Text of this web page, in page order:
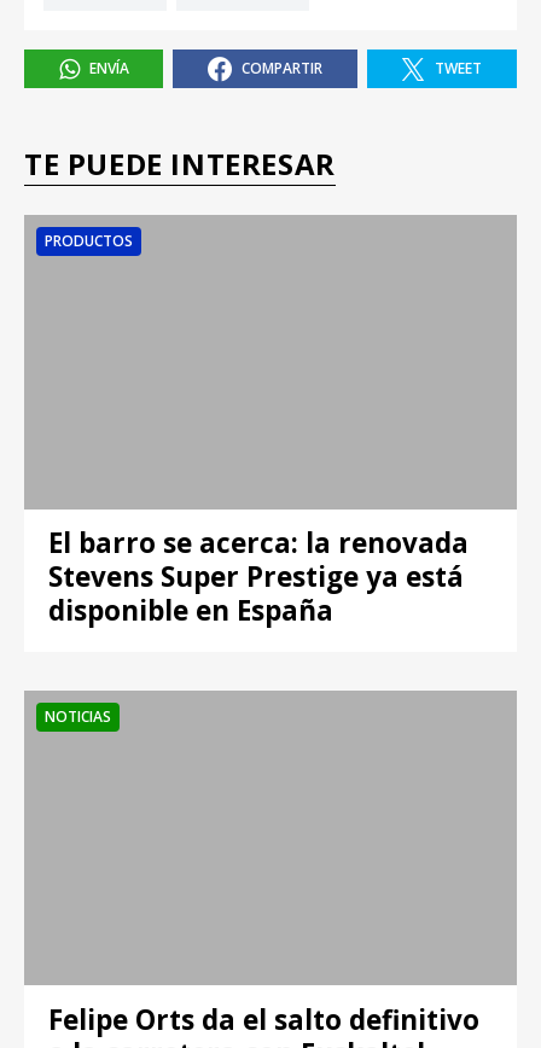
ENVÍA COMPARTIR TWEET
TE PUEDE INTERESAR
PRODUCTOS
El barro se acerca: la renovada
Stevens Super Prestige ya está
disponible en España
NOTICIAS
Felipe Orts da el salto definitivo